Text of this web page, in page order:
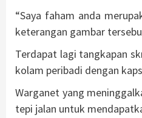
“Saya faham anda
keterangan gambar
Terdapat lagi tangkapan
kolam peribadi dengan
Warganet yang
tepi jalan untuk